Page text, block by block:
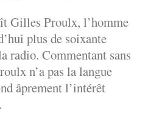
Gilles Proulx, l’homme
plus de soixante
radio. Commentant sans
n’a pas la langue
âprement l’intérêt